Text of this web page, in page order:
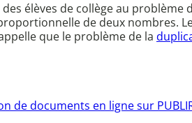
élèves de collège au
de deux nombres.
que le problème de la
de documents en ligne sur